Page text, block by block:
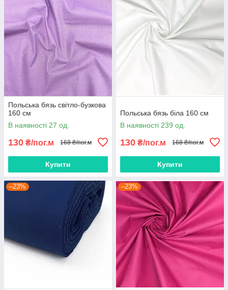
Польська бязь світло-бузкова
160 см
В наявності 27 од.
130 ₴/пог.м 168 ₴/пог.м
Купити
Польська бязь біла 160 см
В наявності 239 од.
130 ₴/пог.м 168 ₴/пог.м
Купити
–23% –23%